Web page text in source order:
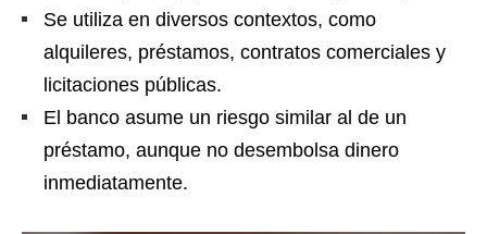
Se utiliza en diversos contextos, como
alquileres, préstamos, contratos comerciales y
licitaciones públicas.
El banco asume un riesgo similar al de un
préstamo, aunque no desembolsa dinero
inmediatamente.